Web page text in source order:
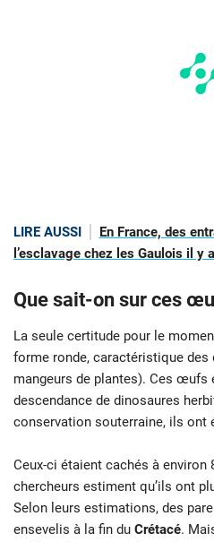
LIRE AUSSI
En France, des
l’esclavage chez les Gaulois il y
Que sait-on sur ces
La seule certitude pour le
forme ronde, caractéristique des
mangeurs de plantes). Ces œufs
descendance de dinosaures
conservation souterraine, ils ont
Ceux-ci étaient cachés à
chercheurs estiment qu’ils ont
Selon leurs estimations, des
ensevelis à la fin du Crétacé.